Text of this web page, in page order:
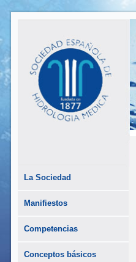
La Sociedad
Manifiestos
Competencias
Conceptos básicos